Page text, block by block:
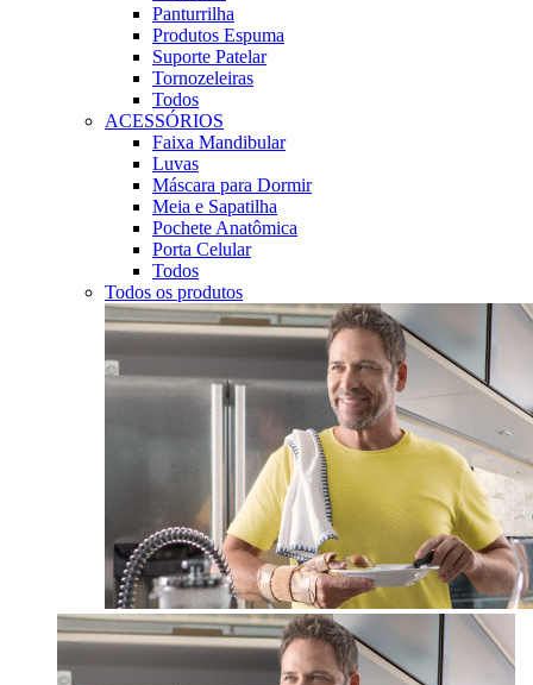
Panturrilha
Produtos Espuma
Suporte Patelar
Tornozeleiras
Todos
ACESSÓRIOS
Faixa Mandibular
Luvas
Máscara para Dormir
Meia e Sapatilha
Pochete Anatômica
Porta Celular
Todos
Todos os produtos